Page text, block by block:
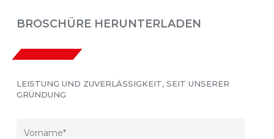
BROSCHÜRE HERUNTERLADEN
LEISTUNG UND ZUVERLÄSSIGKEIT, SEIT UNSERER
GRÜNDUNG